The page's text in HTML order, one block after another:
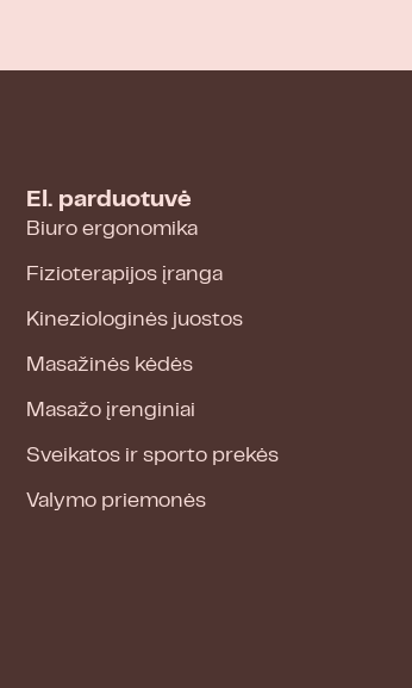
El. parduotuvė
Biuro ergonomika
Fizioterapijos įranga
Kineziologinės juostos
Masažinės kėdės
Masažo įrenginiai
Sveikatos ir sporto prekės
Valymo priemonės